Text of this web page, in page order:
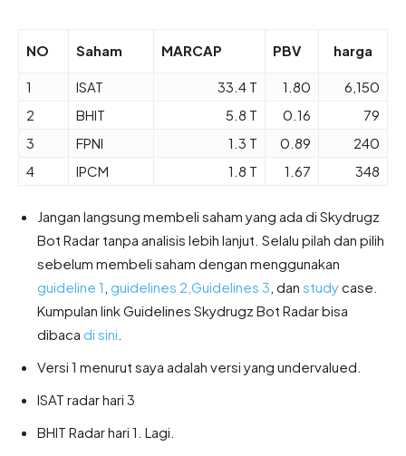
NO Saham MARCAP PBV harga
1 ISAT 33.4 T 1.80
6,150
2
BHIT 5.8 T 0.16
79
3
FPNI 1.3 T 0.89
240
4
IPCM 1.8 T 1.67 348
Jangan langsung membeli saham yang ada di Skydrugz
Bot Radar tanpa analisis lebih lanjut. Selalu pilah dan pilih
sebelum membeli saham dengan menggunakan
guideline 1 guidelines 2, Guidelines 3 , dan studycase.
Kumpulan link Guidelines Skydrugz Bot Radar bisa
dibaca di sini
Versi 1 menurut saya adalah versi yang undervalued.
ISAT radar hari 3
BHIT Radar hari 1. Lagi.